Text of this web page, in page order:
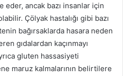
ancak bazı insanlar için
Çölyak hastalığı gibi bazı
bağırsaklarda hasara neden
gıdalardan kaçınmayı
gluten hassasiyeti
maruz kalmalarının belirtilere